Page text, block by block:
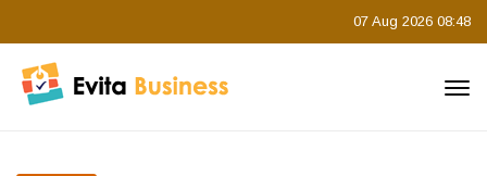
07 Aug 2026 08:48